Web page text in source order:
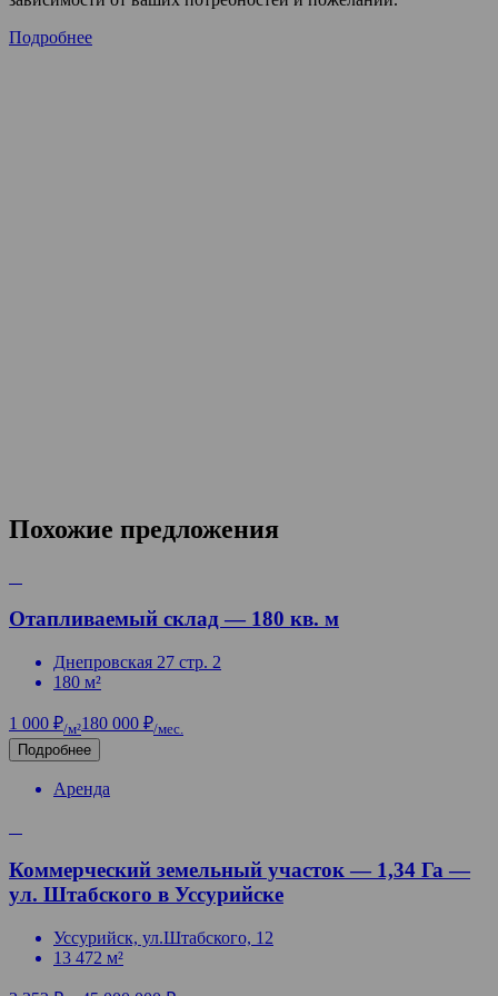
Подробнее
Похожие предложения
Отапливаемый склад — 180 кв. м
Днепровская 27 стр. 2
180 м²
1 000 ₽/м²180 000 ₽/мес.
Подробнее
Аренда
Коммерческий земельный участок — 1,34 Га —
ул. Штабского в Уссурийске
Уссурийск, ул.Штабского, 12
13 472 м²